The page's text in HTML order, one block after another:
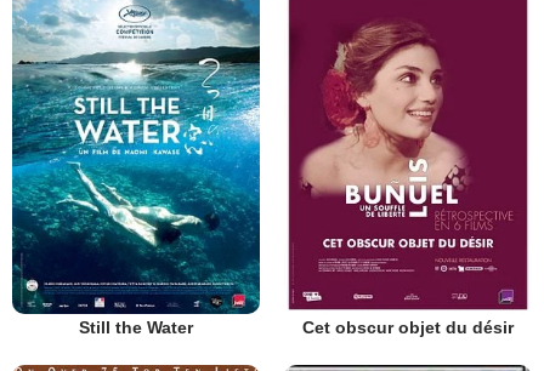
Still the Water Cet obscur objet du désir